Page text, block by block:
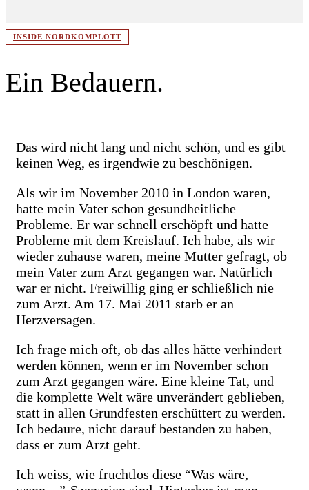
INSIDE NORDKOMPLOTT
Ein Bedauern.
Das wird nicht lang und nicht schön, und es gibt
keinen Weg, es irgendwie zu beschönigen.
Als wir im November 2010 in London waren,
hatte mein Vater schon gesundheitliche
Probleme. Er war schnell erschöpft und hatte
Probleme mit dem Kreislauf. Ich habe, als wir
wieder zuhause waren, meine Mutter gefragt, ob
mein Vater zum Arzt gegangen war. Natürlich
war er nicht. Freiwillig ging er schließlich nie
zum Arzt. Am 17. Mai 2011 starb er an
Herzversagen.
Ich frage mich oft, ob das alles hätte verhindert
werden können, wenn er im November schon
zum Arzt gegangen wäre. Eine kleine Tat, und
die komplette Welt wäre unverändert geblieben,
statt in allen Grundfesten erschüttert zu werden.
Ich bedaure, nicht darauf bestanden zu haben,
dass er zum Arzt geht.
Ich weiss, wie fruchtlos diese “Was wäre,